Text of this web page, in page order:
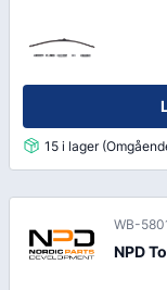
15 i lager
WB-
NPD